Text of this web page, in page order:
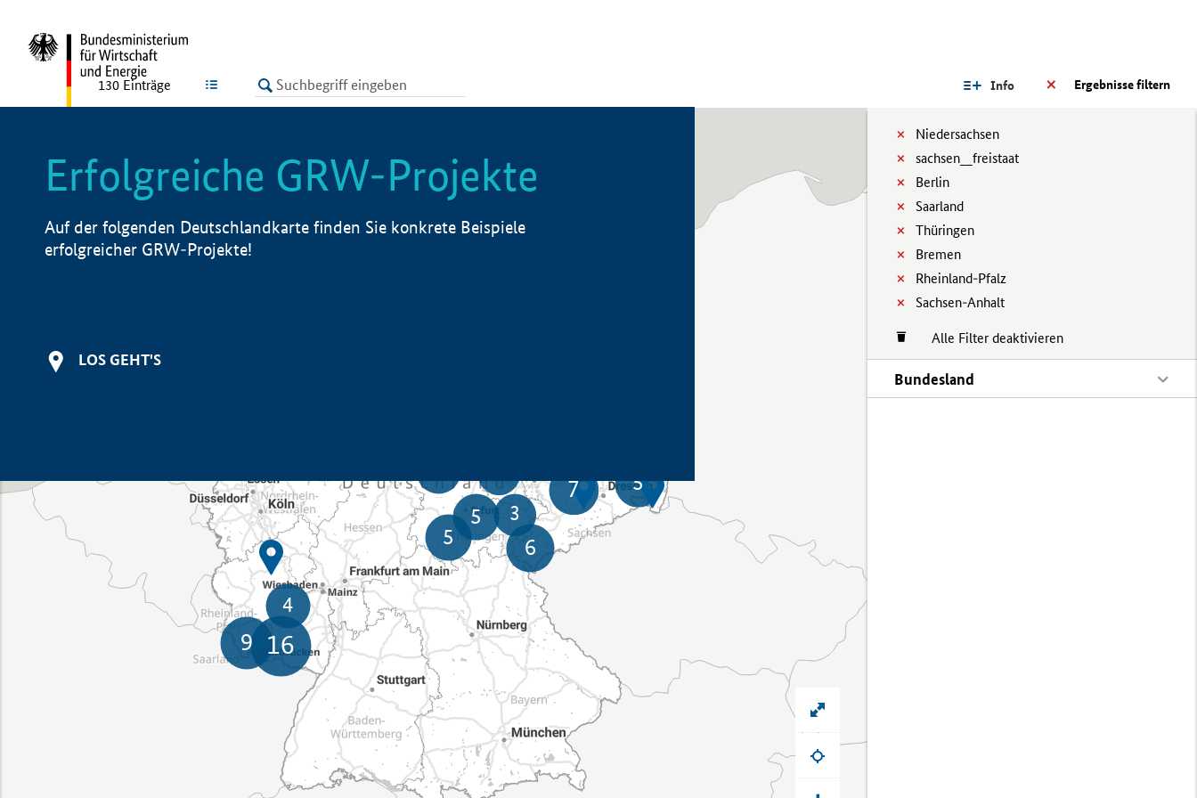
LISTE Ergebnisse filtern
Info
Niedersachsen
sachsen__freistaat
Berlin
Saarland
Thüringen
Bremen
Rheinland-Pfalz
Sachsen-Anhalt
Alle Filter deaktivieren
Bundesland
130 Einträge
Erfolgreiche GRW-Projekte
Auf der folgenden Deutschlandkarte finden Sie konkrete Beispiele
erfolgreicher GRW-Projekte!
LOS GEHT'S